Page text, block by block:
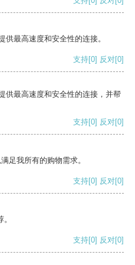
最高速度和安全性的连接。
支持[0] 反对[0]
供最高速度和安全性的连接，并帮
支持[0] 反对[0]
足我所有的购物需求。
支持[0] 反对[0]
支持[0] 反对[0]